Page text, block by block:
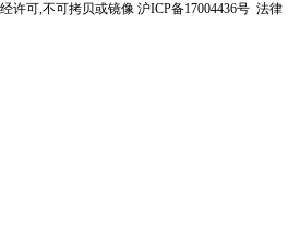
许可,不可拷贝或镜像 沪ICP备17004436号 法律